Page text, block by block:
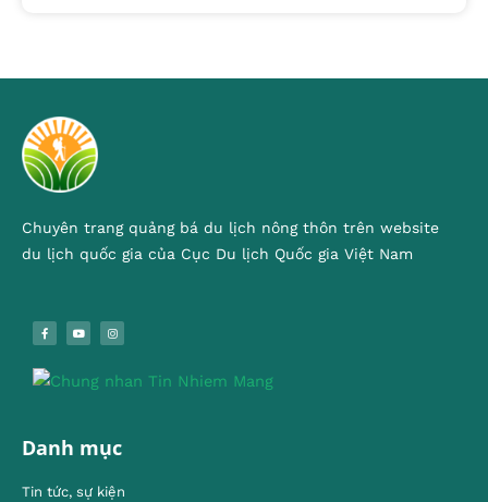
Chuyên trang quảng bá du lịch nông thôn trên website
du lịch quốc gia của Cục Du lịch Quốc gia Việt Nam
Danh mục
Tin tức, sự kiện